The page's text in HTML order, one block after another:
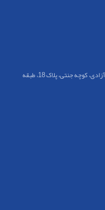
: تهران، میدان انقلاب، ابتدای خیابان آزادی، کوچه جنتی، پلاک 18، طبقه